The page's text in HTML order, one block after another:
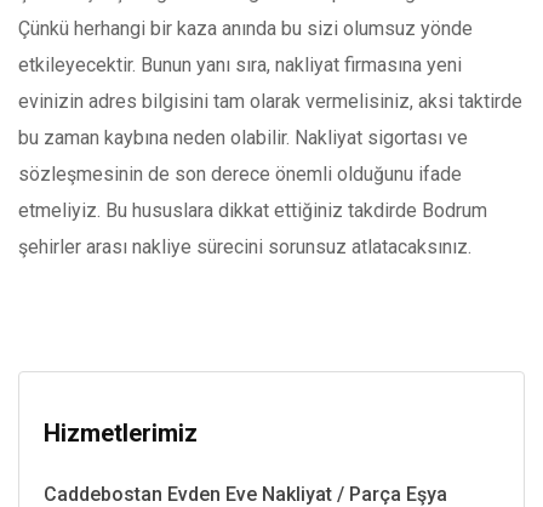
Çünkü herhangi bir kaza anında bu sizi olumsuz yönde
etkileyecektir. Bunun yanı sıra, nakliyat firmasına yeni
evinizin adres bilgisini tam olarak vermelisiniz, aksi taktirde
bu zaman kaybına neden olabilir. Nakliyat sigortası ve
sözleşmesinin de son derece önemli olduğunu ifade
etmeliyiz. Bu hususlara dikkat ettiğiniz takdirde Bodrum
şehirler arası nakliye sürecini sorunsuz atlatacaksınız.
Hizmetlerimiz
Caddebostan Evden Eve Nakliyat / Parça Eşya